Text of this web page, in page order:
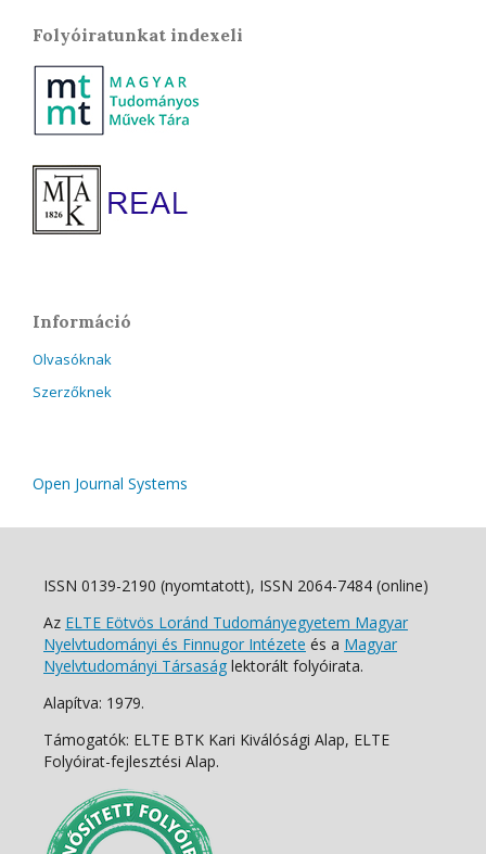
Folyóiratunkat indexeli
Információ
Olvasóknak
Szerzőknek
Open Journal Systems
ISSN 0139-2190 (nyomtatott), ISSN 2064-7484 (online)
Az ELTE Eötvös Loránd Tudományegyetem Magyar
Nyelvtudományi és Finnugor Intézete és a Magyar
Nyelvtudományi Társaság lektorált folyóirata.
Alapítva: 1979.
Támogatók: ELTE BTK Kari Kiválósági Alap, ELTE
Folyóirat-fejlesztési Alap.